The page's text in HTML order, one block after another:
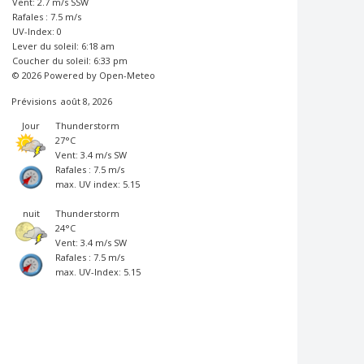
Rafales : 7.5 m/s
UV-Index: 0
Lever du soleil: 6:18 am
Coucher du soleil: 6:33 pm
© 2026 Powered by Open-Meteo
Prévisions août 8, 2026
Jour
Thunderstorm
27°C
Vent: 3.4 m/s SW
Rafales : 7.5 m/s
max. UV index: 5.15
nuit
Thunderstorm
24°C
Vent: 3.4 m/s SW
Rafales : 7.5 m/s
max. UV-Index: 5.15